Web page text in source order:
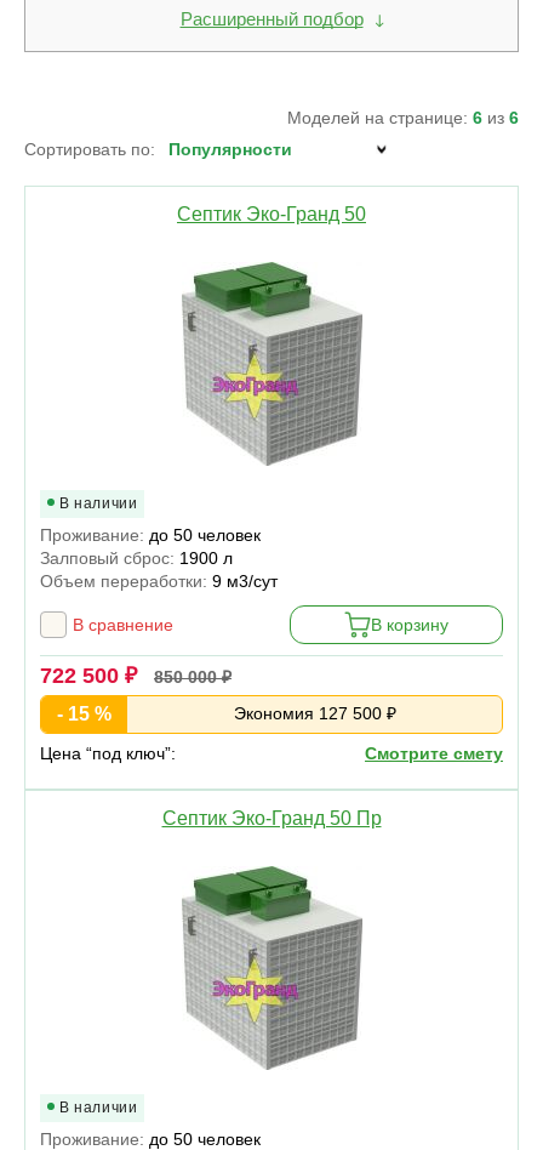
Расширенный подбор
Моделей на странице: 6 из 6
Сортировать по:
Септик Эко-Гранд 50
В наличии
Проживание: до 50 человек
Залповый сброс: 1900 л
Объем переработки: 9 м3/сут
В сравнение В корзину
722 500 ₽ 850 000 ₽
- 15 % Экономия 127 500 ₽
Цена “под ключ”: Смотрите смету
Септик Эко-Гранд 50 Пр
В наличии
Проживание: до 50 человек